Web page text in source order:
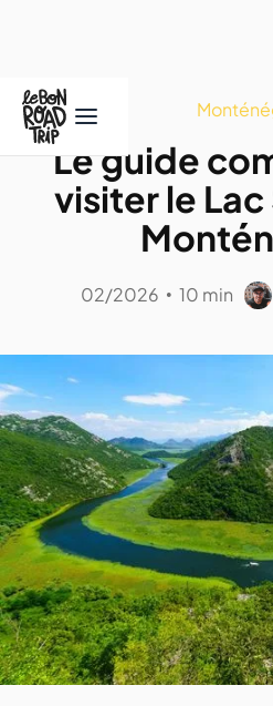
Le guide
visiter le Lac
02/2026 • 10 min